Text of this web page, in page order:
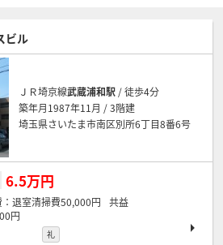
ビル
ＪＲ埼京線武蔵浦和駅 / 徒歩4分
築年月1987年11月 / 3階建
埼玉県さいたま市南区別所6丁目8番6号
6.5万円
退室清掃費50,000円
円
礼